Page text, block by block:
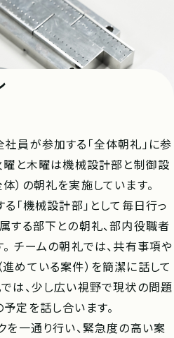
員が参加する「全体朝礼」に参
曜と木曜は機械設計部と制御設
）の朝礼を実施しています。
「機械設計部」として毎日行っ
する部下との朝礼、部内役職者
チームの朝礼では、共有事項や
めている案件）を簡潔に話して
は、少し広い視野で現状の問題
定を話し合います。
を一通り行い、緊急度の高い案